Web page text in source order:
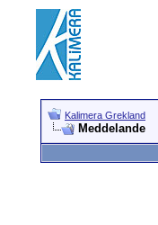
Kalimera Grekland
Meddelande